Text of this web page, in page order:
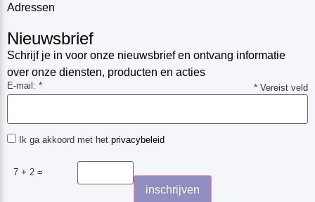
Adressen
Nieuwsbrief
Schrijf je in voor onze nieuwsbrief en ontvang informatie
over onze diensten, producten en acties
* Vereist veld
E-mail: *
Ik ga akkoord met het privacybeleid
7 + 2 =